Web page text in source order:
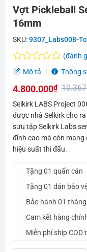
Vợt Pickleball
16mm
SKU:9307_Labs008-
Được
hạng
0.0
5
sao
(đánh
Mô tả
Thông
Giá
gốc
là:
10.367.000₫.
4.800.000₫
Giá
hiện
tại
là:
Selkirk LABS Project
được nhà Selkirk cho
sưu tập Selkirk Labs
đỉnh cao mà còn mang
hiệu suất thi đấu.
Tặng 01 quấn cán
Tặng 01 dán bảo
Bảo hành 01 tháng
Cam kết hàng
Miễn phí ship